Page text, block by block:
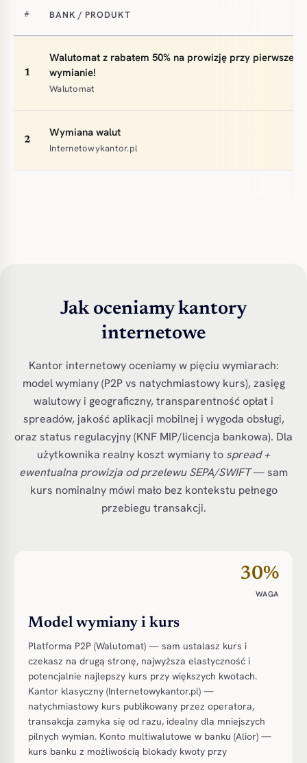
# BANK / PRODUKT
1
Walutomat z rabatem 50% na prowizję przy pierwszej
wymianie!
Walutomat
2
Wymiana walut
Internetowykantor.pl
Jak oceniamy kantory
internetowe
Kantor internetowy oceniamy w pięciu wymiarach:
model wymiany (P2P vs natychmiastowy kurs), zasięg
walutowy i geograficzny, transparentność opłat i
spreadów, jakość aplikacji mobilnej i wygoda obsługi,
oraz status regulacyjny (KNF MIP/licencja bankowa). Dla
użytkownika realny koszt wymiany to spread +
ewentualna prowizja od przelewu SEPA/SWIFT— sam
kurs nominalny mówi mało bez kontekstu pełnego
przebiegu transakcji.
30%
WAGA
Model wymiany i kurs
Platforma P2P (Walutomat) — sam ustalasz kurs i
czekasz na drugą stronę, najwyższa elastyczność i
potencjalnie najlepszy kurs przy większych kwotach.
Kantor klasyczny (Internetowykantor.pl) —
natychmiastowy kurs publikowany przez operatora,
transakcja zamyka się od razu, idealny dla mniejszych
pilnych wymian. Konto multiwalutowe w banku (Alior) —
kurs banku z możliwością blokady kwoty przy